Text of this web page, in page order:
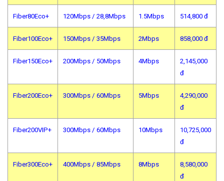
Fiber80Eco+ 120Mbps / 28,8Mbps 1.5Mbps 514,800 đ
Fiber100Eco+ 150Mbps / 35Mbps 2Mbps 858,000 đ
Fiber150Eco+ 200Mbps / 50Mbps 4Mbps
2,145,000
đ
Fiber200Eco+ 300Mbps / 60Mbps 5Mbps
4,290,000
đ
Fiber200VIP+ 300Mbps / 60Mbps 10Mbps
10,725,000
đ
Fiber300Eco+ 400Mbps / 85Mbps 8Mbps
8,580,000
đ